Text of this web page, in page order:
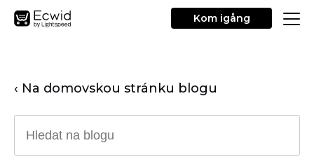
Kom igång
‹ Na domovskou stránku blogu